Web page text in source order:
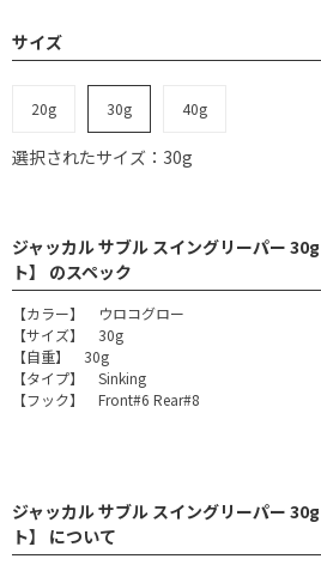
サイズ
20g 30g 40g
選択されたサイズ：30g
ジャッカル サブル スイングリーパー
ト】 のスペック
【カラー】 ウロコグロー
【サイズ】 30g
【自重】 30g
【タイプ】 Sinking
【フック】 Front#6 Rear#8
ジャッカル サブル スイングリーパー
ト】 について